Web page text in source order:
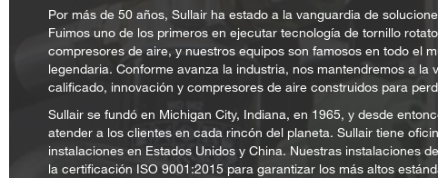
Por más de 50 años, Sullair ha estado a la vanguardia de
Fuimos uno de los primeros en ejecutar tecnología de tornillo
compresores de aire, y nuestros equipos son famosos en todo el
legendaria. Conforme avanza la industria, nos mantendremos a la
calificado, innovación y compresores de aire construidos para
Sullair se fundó en Michigan City, Indiana, en 1965, y desde
atender a los clientes en cada rincón del planeta. Sullair tiene
instalaciones en Estados Unidos y China. Nuestras instalaciones
la certificación ISO 9001:2015 para garantizar los más altos